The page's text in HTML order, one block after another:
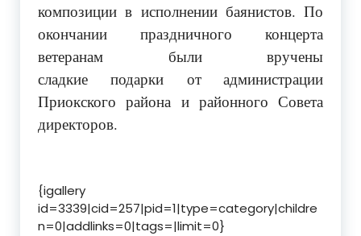
композиции в исполнении баянистов. По
окончании праздничного концерта
ветеранам были вручены
сладкие подарки от администрации
Приокского района и районного Совета
директоров.
{igallery
id=3339|cid=257|pid=1|type=category|childre
n=0|addlinks=0|tags=|limit=0}